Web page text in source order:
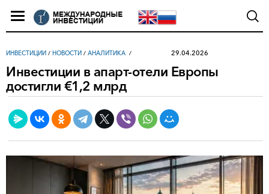
ИНВЕСТИЦИИ / НОВОСТИ / АНАЛИТИКА 29.04.2026
Инвестиции в апарт-отели Европы
достигли €1,2 млрд